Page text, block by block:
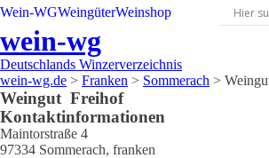
Wein-WGWeingüterWeinshop
wein-wg
Deutschlands Winzerverzeichnis
wein-wg.de > Franken > Sommerach >
Weingut Freihof
Kontaktinformationen
Maintorstraße 4
97334 Sommerach, franken